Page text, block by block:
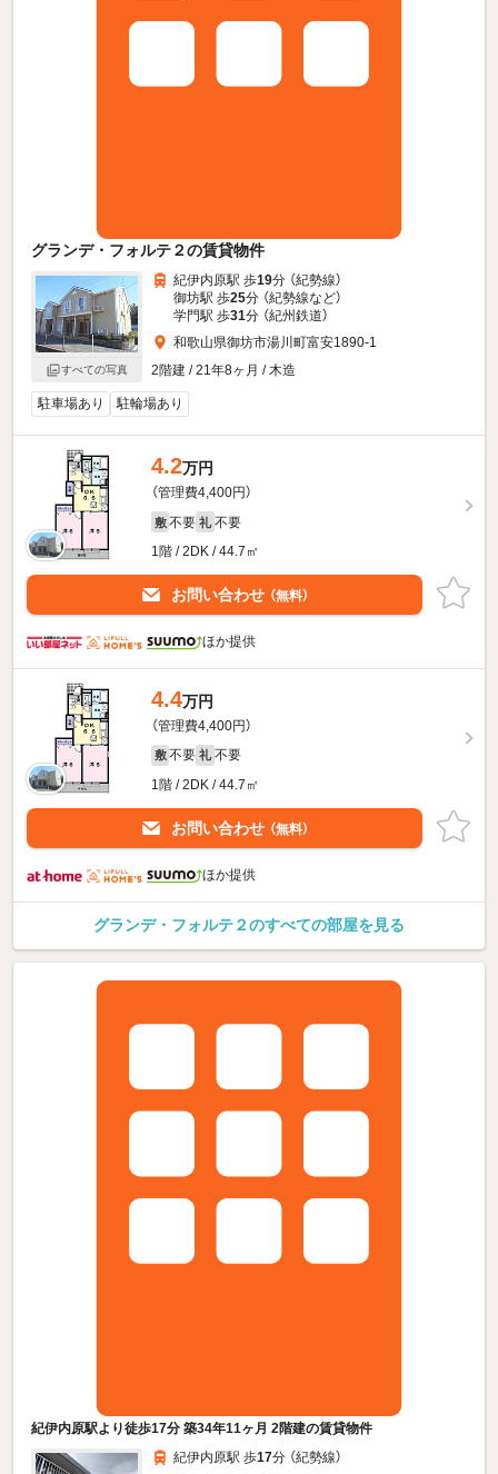
グランデ・フォルテ２の賃貸物件
すべての写真
紀伊内原駅 歩19分 （紀勢線）
御坊駅 歩25分 （紀勢線など）
学門駅 歩31分 （紀州鉄道）
和歌山県御坊市湯川町富安1890-1
2階建 / 21年8ヶ月 / 木造
駐車場あり 駐輪場あり
4.2万円
（管理費4,400円）
敷 不要 礼 不要
1階 / 2DK / 44.7㎡
お問い合わせ （無料）
ほか提供
4.4万円
（管理費4,400円）
敷 不要 礼 不要
1階 / 2DK / 44.7㎡
お問い合わせ （無料）
ほか提供
グランデ・フォルテ２のすべての部屋を見る
紀伊内原駅より徒歩17分 築34年11ヶ月 2階建の賃貸物件
紀伊内原駅 歩17分 （紀勢線）